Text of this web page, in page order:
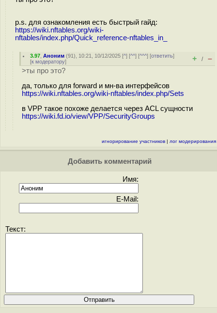
p.s. для ознакомления есть быстрый гайд:
https://wiki.nftables.org/wiki-
nftables/index.php/Quick_reference-nftables_in_
3.97 ,Аноним (91), 10:21, 10/12/2025 [^] [^^] [^^^] [ответить]
[к модератору] + / –
>ты про это?
да, только для forward и мн-ва интерфейсов
https://wiki.nftables.org/wiki-nftables/index.php/Sets
в VPP такое похоже делается через ACL сущности
https://wiki.fd.io/view/VPP/SecurityGroups
игнорирование участников | лог модерирования
Добавить комментарий
Имя:
E-Mail:
Текст: